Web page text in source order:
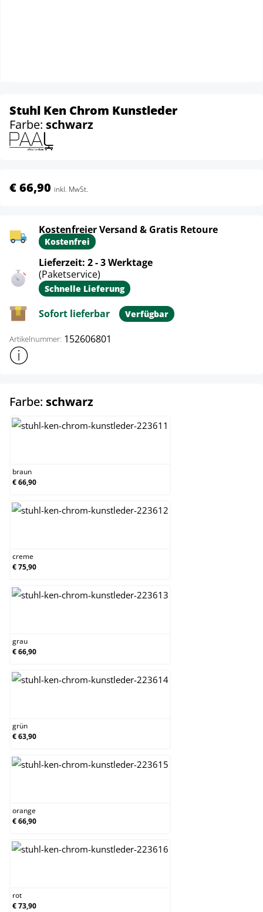
Stuhl Ken Chrom Kunstleder
Farbe: schwarz
€ 66,90 inkl. MwSt.
Kostenfreier Versand & Gratis Retoure
Kostenfrei
Lieferzeit: 2 - 3 Werktage
(Paketservice)
Schnelle Lieferung
Sofort lieferbar Verfügbar
Artikelnummer: 152606801
Weitere Produktinformationen anzeigen
Farbe: schwarzauswählen
braun
€ 66,90
creme
€ 75,90
grau
€ 66,90
grün
€ 63,90
orange
€ 66,90
rot
€ 73,90